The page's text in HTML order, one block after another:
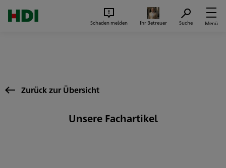
Schaden melden Ihr Betreuer Suche Menü
Zurück zur Übersicht
Unsere Fachartikel